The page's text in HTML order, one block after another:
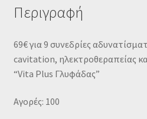
Περιγραφή
69€ για 9 συνεδρίες
cavitation, ηλεκτροθεραπείας
“Vita Plus Γλυφάδας”
Αγορές: 100